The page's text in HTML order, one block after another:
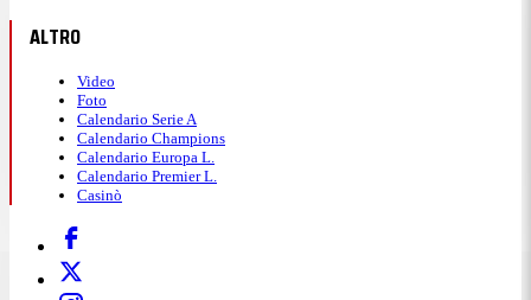
ALTRO
Video
Foto
Calendario Serie A
Calendario Champions
Calendario Europa L.
Calendario Premier L.
Casinò